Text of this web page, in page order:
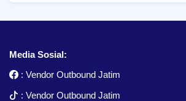
Media Sosial:
: Vendor Outbound Jatim
: Vendor Outbound Jatim